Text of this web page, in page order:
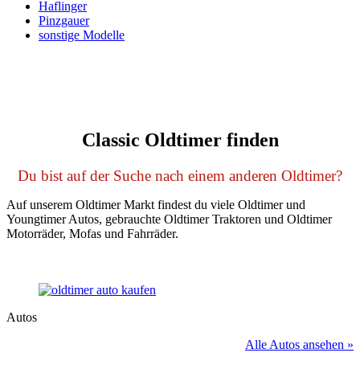
Haflinger
Pinzgauer
sonstige Modelle
Classic Oldtimer finden
Du bist auf der Suche nach einem anderen Oldtimer?
Auf unserem Oldtimer Markt findest du viele Oldtimer und
Youngtimer Autos, gebrauchte Oldtimer Traktoren und Oldtimer
Motorräder, Mofas und Fahrräder.
Autos
Alle Autos ansehen »